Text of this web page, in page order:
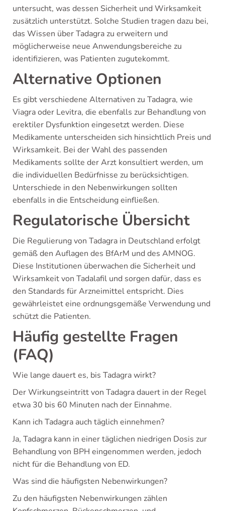
untersucht, was dessen Sicherheit und Wirksamkeit
zusätzlich unterstützt. Solche Studien tragen dazu bei,
das Wissen über Tadagra zu erweitern und
möglicherweise neue Anwendungsbereiche zu
identifizieren, was Patienten zugutekommt.
Alternative Optionen
Es gibt verschiedene Alternativen zu Tadagra, wie
Viagra oder Levitra, die ebenfalls zur Behandlung von
erektiler Dysfunktion eingesetzt werden. Diese
Medikamente unterscheiden sich hinsichtlich Preis und
Wirksamkeit. Bei der Wahl des passenden
Medikaments sollte der Arzt konsultiert werden, um
die individuellen Bedürfnisse zu berücksichtigen.
Unterschiede in den Nebenwirkungen sollten
ebenfalls in die Entscheidung einfließen.
Regulatorische Übersicht
Die Regulierung von Tadagra in Deutschland erfolgt
gemäß den Auflagen des BfArM und des AMNOG.
Diese Institutionen überwachen die Sicherheit und
Wirksamkeit von Tadalafil und sorgen dafür, dass es
den Standards für Arzneimittel entspricht. Dies
gewährleistet eine ordnungsgemäße Verwendung und
schützt die Patienten.
Häufig gestellte Fragen
(FAQ)
Wie lange dauert es, bis Tadagra wirkt?
Der Wirkungseintritt von Tadagra dauert in der Regel
etwa 30 bis 60 Minuten nach der Einnahme.
Kann ich Tadagra auch täglich einnehmen?
Ja, Tadagra kann in einer täglichen niedrigen Dosis zur
Behandlung von BPH eingenommen werden, jedoch
nicht für die Behandlung von ED.
Was sind die häufigsten Nebenwirkungen?
Zu den häufigsten Nebenwirkungen zählen